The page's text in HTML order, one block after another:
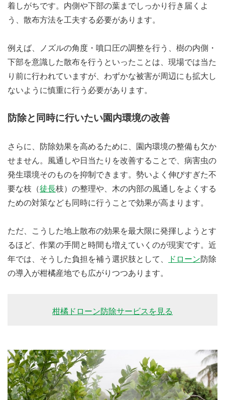
着しがちです。内側や下部の葉までしっかり行き届くよ
う、散布方法を工夫する必要があります。
例えば、ノズルの角度・噴口圧の調整を行う、樹の内側・
下部を意識した散布を行うといったことは、現場では当た
り前に行われていますが、わずかな被害が周辺にも拡大し
ないように慎重に行う必要があります。
防除と同時に行いたい園内環境の改善
さらに、防除効果を高めるために、園内環境の整備も欠か
せません。風通しや日当たりを改善することで、病害虫の
発生環境そのものを抑制できます。勢いよく伸びすぎた不
要な枝（徒長枝）の整理や、木の内部の風通しをよくする
ための対策なども同時に行うことで効果が高まります。
ただ、こうした地上散布の効果を最大限に発揮しようとす
るほど、作業の手間と時間も増えていくのが現実です。近
年では、そうした負担を補う選択肢として、
ドローン防除
の導入が柑橘産地でも広がりつつあります。
柑橘ドローン防除サービスを見る